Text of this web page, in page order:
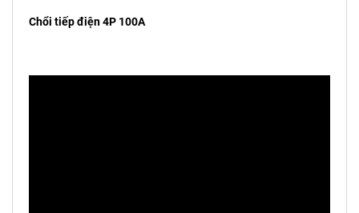
Chổi tiếp điện 4P 100A